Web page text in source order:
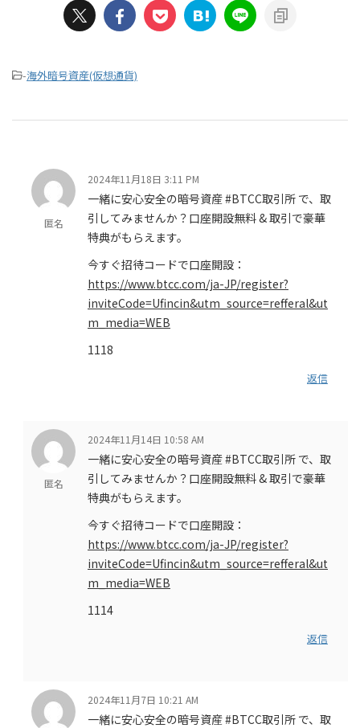
-海外暗号資産(仮想通貨)
匿名
2024年11月18日 3:11 PM
一緒に安心安全の暗号資産 #BTCC取引所 で、取
引してみませんか？口座開設無料 & 取引で豪華
特典がもらえます。
今すぐ招待コードで口座開設：
https://www.btcc.com/ja-JP/register?
inviteCode=Ufincin&utm_source=refferal&ut
m_media=WEB
1118
返信
匿名
2024年11月14日 10:58 AM
一緒に安心安全の暗号資産 #BTCC取引所 で、取
引してみませんか？口座開設無料 & 取引で豪華
特典がもらえます。
今すぐ招待コードで口座開設：
https://www.btcc.com/ja-JP/register?
inviteCode=Ufincin&utm_source=refferal&ut
m_media=WEB
1114
返信
2024年11月7日 10:21 AM
一緒に安心安全の暗号資産 #BTCC取引所 で、取